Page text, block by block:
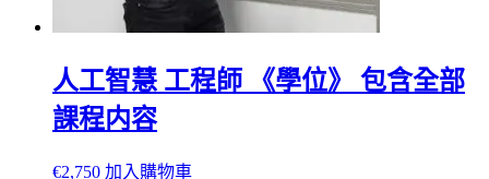
人工智慧 工程師 《學位》 包含全部
課程内容
€2,750 加入購物車